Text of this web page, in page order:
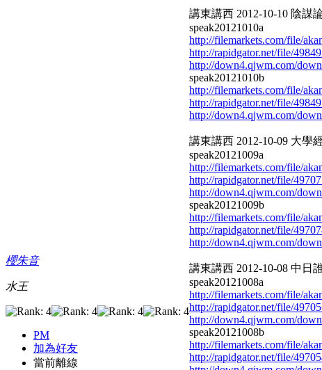
櫻朱音
水王
PM
加為好友
當前離線
講東講西 2012-10-10 陰謀
speak20121010a
http://filemarkets.com/file/
http://rapidgator.net/file/
http://down4.qjwm.com/
speak20121010b
http://filemarkets.com/file/
http://rapidgator.net/file/
http://down4.qjwm.com/
講東講西 2012-10-09 大學
speak20121009a
http://filemarkets.com/file/
http://rapidgator.net/file/
http://down4.qjwm.com/
speak20121009b
http://filemarkets.com/file/
http://rapidgator.net/file/
http://down4.qjwm.com/
講東講西 2012-10-08 中日
speak20121008a
http://filemarkets.com/file/
http://rapidgator.net/file/
http://down4.qjwm.com/
speak20121008b
http://filemarkets.com/file/
http://rapidgator.net/file/